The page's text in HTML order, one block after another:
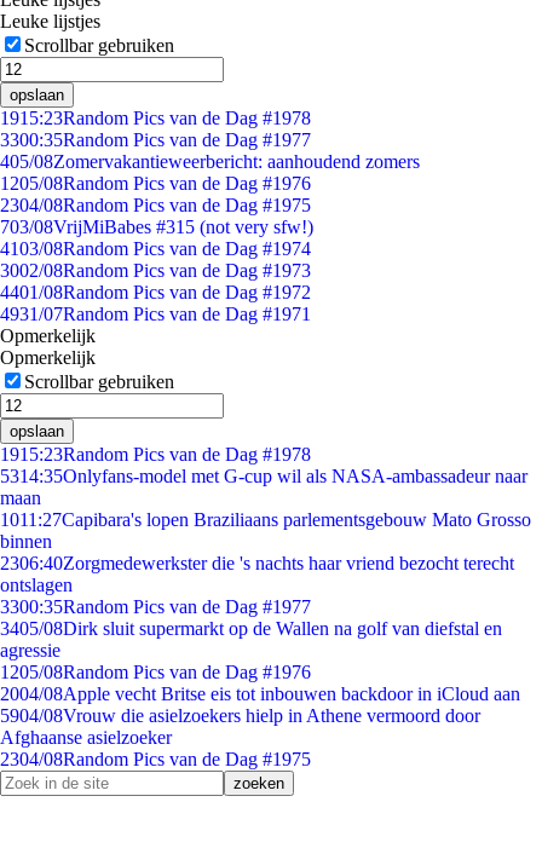
Leuke lijstjes
Scrollbar gebruiken
opslaan
1915:23Random Pics van de Dag #1978
3300:35Random Pics van de Dag #1977
405/08Zomervakantieweerbericht: aanhoudend zomers
1205/08Random Pics van de Dag #1976
2304/08Random Pics van de Dag #1975
703/08VrijMiBabes #315 (not very sfw!)
4103/08Random Pics van de Dag #1974
3002/08Random Pics van de Dag #1973
4401/08Random Pics van de Dag #1972
4931/07Random Pics van de Dag #1971
Opmerkelijk
Opmerkelijk
Scrollbar gebruiken
opslaan
1915:23Random Pics van de Dag #1978
5314:35Onlyfans-model met G-cup wil als NASA-ambassadeur naar
maan
1011:27Capibara's lopen Braziliaans parlementsgebouw Mato Grosso
binnen
2306:40Zorgmedewerkster die 's nachts haar vriend bezocht terecht
ontslagen
3300:35Random Pics van de Dag #1977
3405/08Dirk sluit supermarkt op de Wallen na golf van diefstal en
agressie
1205/08Random Pics van de Dag #1976
2004/08Apple vecht Britse eis tot inbouwen backdoor in iCloud aan
5904/08Vrouw die asielzoekers hielp in Athene vermoord door
Afghaanse asielzoeker
2304/08Random Pics van de Dag #1975